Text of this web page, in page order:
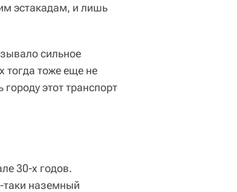
эстакадам, и лишь
сильное
тогда тоже еще не
этот транспорт
30-х годов.
таки наземный